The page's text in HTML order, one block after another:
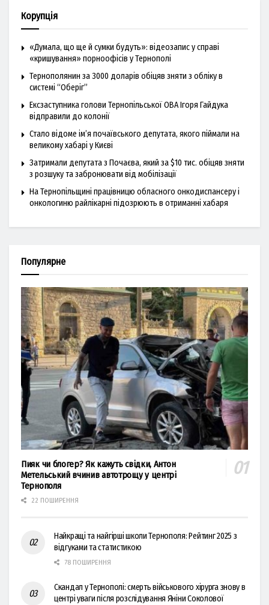
Корупція
«Думала, що ще й сумки будуть»: відеозапис у справі
«кришування» порноофісів у Тернополі
Тернополянин за 3000 доларів обіцяв зняти з обліку в
системі “Оберіг”
Ексзаступника голови Тернопільської ОВА Ігоря Гайдука
відправили до колонії
Стало відоме ім’я почаївського депутата, якого піймали на
великому хабарі у Києві
Затримали депутата з Почаєва, який за $10 тис. обіцяв зняти
з розшуку та забронювати від мобілізації
На Тернопільщині працівницю обласного онкодиспансеру і
онкологиню райлікарні підозрюють в отриманні хабаря
Популярне
Пияк чи блогер? Як кажуть свідки, Антон
Метельський вчинив автотрощу у центрі
Тернополя
22 ПОШИРЕННЯ
Найкращі та найгірші школи Тернополя: Рейтинг 2025 з
відгуками та статистикою
78 ПОШИРЕННЯ
Скандал у Тернополі: смерть військового хірурга знову в
центрі уваги після розслідування Яніни Соколової